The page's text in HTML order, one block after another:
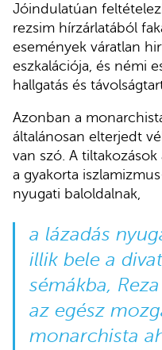
Jóindulatúan
rezsim hírzárlatából
események váratlan
eszkalációja, és némi
hallgatás és
Azonban a
általánosan elterjedt
van szó. A
a gyakorta
nyugati baloldalnak,
a lázadás
illik bele a
sémákba,
az egész
monarchista